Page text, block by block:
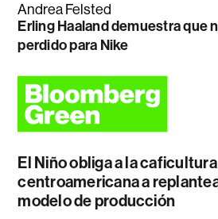
Andrea Felsted
Erling Haaland demuestra que
perdido para Nike
El Niño obliga a la caficultura
centroamericana a
modelo de producción